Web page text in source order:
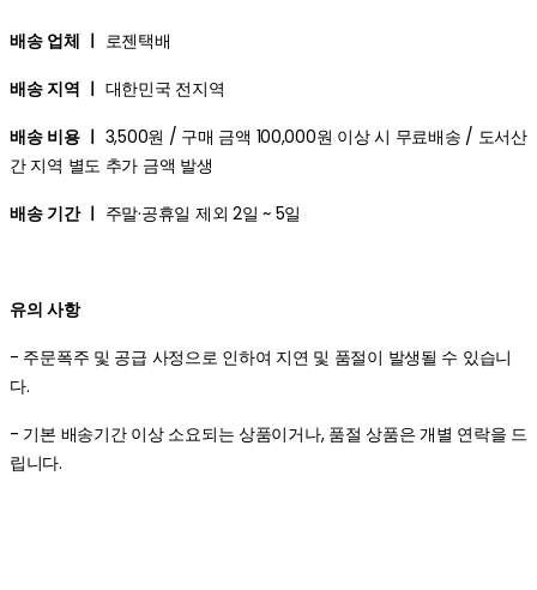
배송 업체 ㅣ 로젠택배
배송 지역 ㅣ 대한민국 전지역
배송 비용 ㅣ 3,500원 / 구매 금액 100,000원 이상 시 무료배송 / 도서산
간 지역 별도 추가 금액 발생
배송 기간 ㅣ 주말·공휴일 제외 2일 ~ 5일
유의 사항
- 주문폭주 및 공급 사정으로 인하여 지연 및 품절이 발생될 수 있습니
다.
- 기본 배송기간 이상 소요되는 상품이거나, 품절 상품은 개별 연락을 드
립니다.